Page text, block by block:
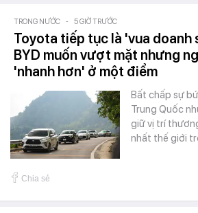
TRONG NƯỚC - 5 GIỜ TRƯỚC
Toyota tiếp tục là 'vua doanh
BYD muốn vượt mặt nhưng
'nhanh hơn' ở một điểm
Bất chấp sự
Trung Quốc
giữ vị trí
nhất thế giới
Chia sẻ